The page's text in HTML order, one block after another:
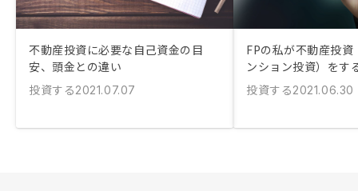
不動産投資に必要な自己資金の目
安、頭金との違い
投資する2021.07.07
FPの私が不動産投
ンション投資）をす
投資する2021.06.30